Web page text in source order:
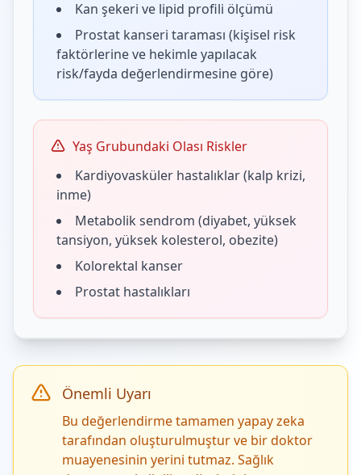
Kan şekeri ve lipid profili ölçümü
Prostat kanseri taraması (kişisel risk
faktörlerine ve hekimle yapılacak
risk/fayda değerlendirmesine göre)
Yaş Grubundaki Olası Riskler
Kardiyovasküler hastalıklar (kalp krizi,
inme)
Metabolik sendrom (diyabet, yüksek
tansiyon, yüksek kolesterol, obezite)
Kolorektal kanser
Prostat hastalıkları
Önemli Uyarı
Bu değerlendirme tamamen yapay zeka
tarafından oluşturulmuştur ve bir doktor
muayenesinin yerini tutmaz. Sağlık